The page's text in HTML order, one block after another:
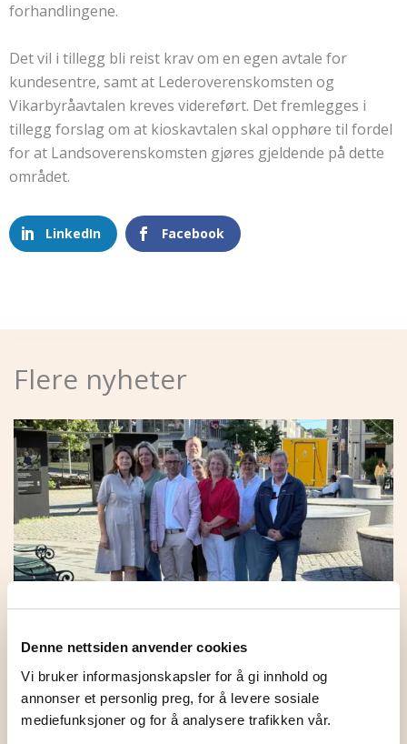
Denne nettsiden anvender cookies
Vi bruker informasjonskapsler for å gi innhold og
annonser et personlig preg, for å levere sosiale
mediefunksjoner og for å analysere trafikken vår.
forhandlingene.
Det vil i tillegg bli reist krav om en egen avtale for
kundesentre, samt at Lederoverenskomsten og
Vikarbyråavtalen kreves videreført. Det fremlegges i
tillegg forslag om at kioskavtalen skal opphøre til fordel
for at Landsoverenskomsten gjøres gjeldende på dette
området.
LinkedIn Facebook
Flere nyheter
HKs medlemmer på NHO
Standardoverenskomsten stemte JA
5. august 2026